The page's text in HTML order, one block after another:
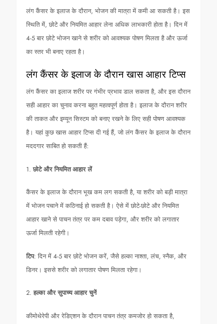
लंग कैंसर के इलाज के दौरान, भोजन की मात्रा में कमी आ सकती है। इस
स्थिति में, छोटे और नियमित आहार लेना अधिक लाभकारी होता है। दिन में
4-5 बार छोटे भोजन खाने से शरीर को आवश्यक पोषण मिलता है और ऊर्जा
का स्तर भी बनाए रहता है।
लंग कैंसर के इलाज के दौरान खास आहार टिप्स
लंग कैंसर का इलाज शरीर पर गंभीर प्रभाव डाल सकता है, और इस दौरान
सही आहार का चुनाव करना बहुत महत्वपूर्ण होता है। इलाज के दौरान शरीर
की ताकत और इम्यून सिस्टम को बनाए रखने के लिए सही पोषण आवश्यक
है। यहां कुछ खास आहार टिप्स दी गई हैं, जो लंग कैंसर के इलाज के दौरान
मददगार साबित हो सकती हैं:
1.छोटे और नियमित आहार लें
कैंसर के इलाज के दौरान भूख कम लग सकती है, या शरीर को बड़ी मात्रा
में भोजन पचाने में कठिनाई हो सकती है। ऐसे में छोटे-छोटे और नियमित
आहार खाने से पाचन तंत्र पर कम दबाव पड़ेगा, और शरीर को लगातार
ऊर्जा मिलती रहेगी।
टिप: दिन में 4-5 बार छोटे भोजन करें, जैसे हल्का नाश्ता, लंच, स्नैक, और
डिनर। इससे शरीर को लगातार पोषण मिलता रहेगा।
2. हल्का और सुपाच्य आहार चुनें
कीमोथेरेपी और रेडिएशन के दौरान पाचन तंत्र कमजोर हो सकता है,